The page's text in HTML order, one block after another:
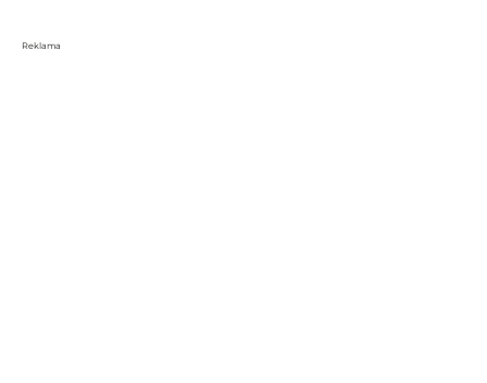
Reklama